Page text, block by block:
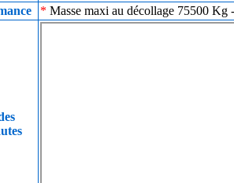
* Masse maxi au décollage 75500